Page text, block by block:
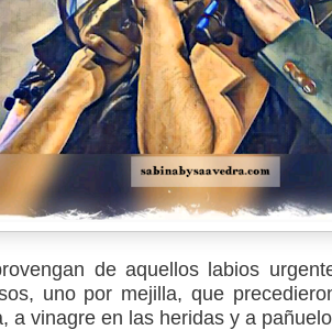
de aquellos labios
uno por mejilla, que
a vinagre en las heridas y a